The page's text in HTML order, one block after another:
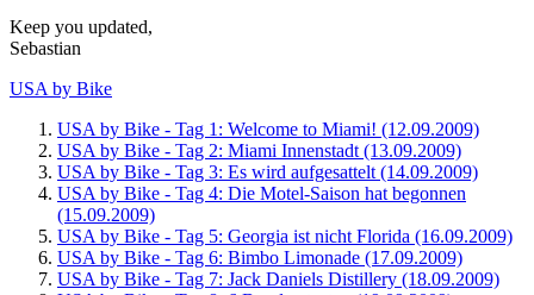
Keep you updated,
Sebastian
USA by Bike
USA by Bike - Tag 1: Welcome to Miami! (12.09.2009)
USA by Bike - Tag 2: Miami Innenstadt (13.09.2009)
USA by Bike - Tag 3: Es wird aufgesattelt (14.09.2009)
USA by Bike - Tag 4: Die Motel-Saison hat begonnen
(15.09.2009)
USA by Bike - Tag 5: Georgia ist nicht Florida (16.09.2009)
USA by Bike - Tag 6: Bimbo Limonade (17.09.2009)
USA by Bike - Tag 7: Jack Daniels Distillery (18.09.2009)